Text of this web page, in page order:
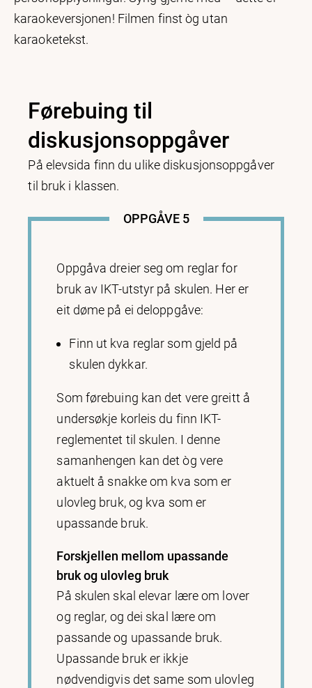
karaokeversjonen! Filmen finst òg utan
karaoketekst.
Førebuing til
diskusjonsoppgåver
På elevsida finn du ulike diskusjonsoppgåver
til bruk i klassen.
OPPGÅVE 5
Oppgåva dreier seg om reglar for
bruk av IKT-utstyr på skulen. Her er
eit døme på ei deloppgåve:
Finn ut kva reglar som gjeld på
skulen dykkar.
Som førebuing kan det vere greitt å
undersøkje korleis du finn IKT-
reglementet til skulen. I denne
samanhengen kan det òg vere
aktuelt å snakke om kva som er
ulovleg bruk, og kva som er
upassande bruk.
Forskjellen mellom upassande
bruk og ulovleg bruk
På skulen skal elevar lære om lover
og reglar, og dei skal lære om
passande og upassande bruk.
Upassande bruk er ikkje
nødvendigvis det same som ulovleg